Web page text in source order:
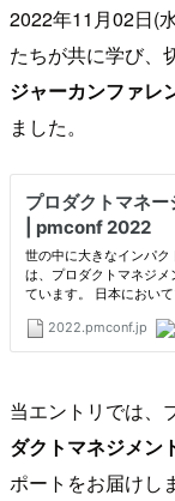
2022年11月02日(
たちが共に学び、
ジャーカンファレ
ました。
当エントリでは、
ダクトマネジメン
ポートをお届けし